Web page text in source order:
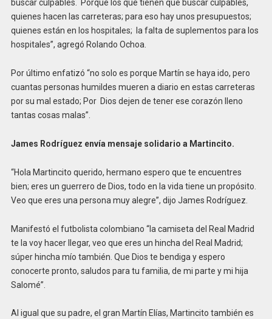
buscar culpables. Porque los que tienen que buscar culpables,
quienes hacen las carreteras; para eso hay unos presupuestos;
quienes están en los hospitales; la falta de suplementos para los
hospitales”, agregó Rolando Ochoa.
Por último enfatizó “no solo es porque Martín se haya ido, pero
cuantas personas humildes mueren a diario en estas carreteras
por su mal estado; Por Dios dejen de tener ese corazón lleno
tantas cosas malas”.
James Rodríguez envía mensaje solidario a Martincito.
“Hola Martincito querido, hermano espero que te encuentres
bien; eres un guerrero de Dios, todo en la vida tiene un propósito.
Veo que eres una persona muy alegre”, dijo James Rodríguez.
Manifestó el futbolista colombiano “la camiseta del Real Madrid
te la voy hacer llegar, veo que eres un hincha del Real Madrid;
súper hincha mío también. Que Dios te bendiga y espero
conocerte pronto, saludos para tu familia, de mi parte y mi hija
Salomé”.
Al igual que su padre, el gran Martín Elías, Martincito también es